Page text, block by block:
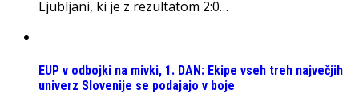
Ljubljani, ki je z rezultatom 2:0…
EUP v odbojki na mivki, 1. DAN: Ekipe vseh treh največjih
univerz Slovenije se podajajo v boje